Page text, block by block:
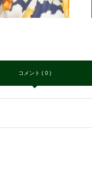
コメント ( 0 )